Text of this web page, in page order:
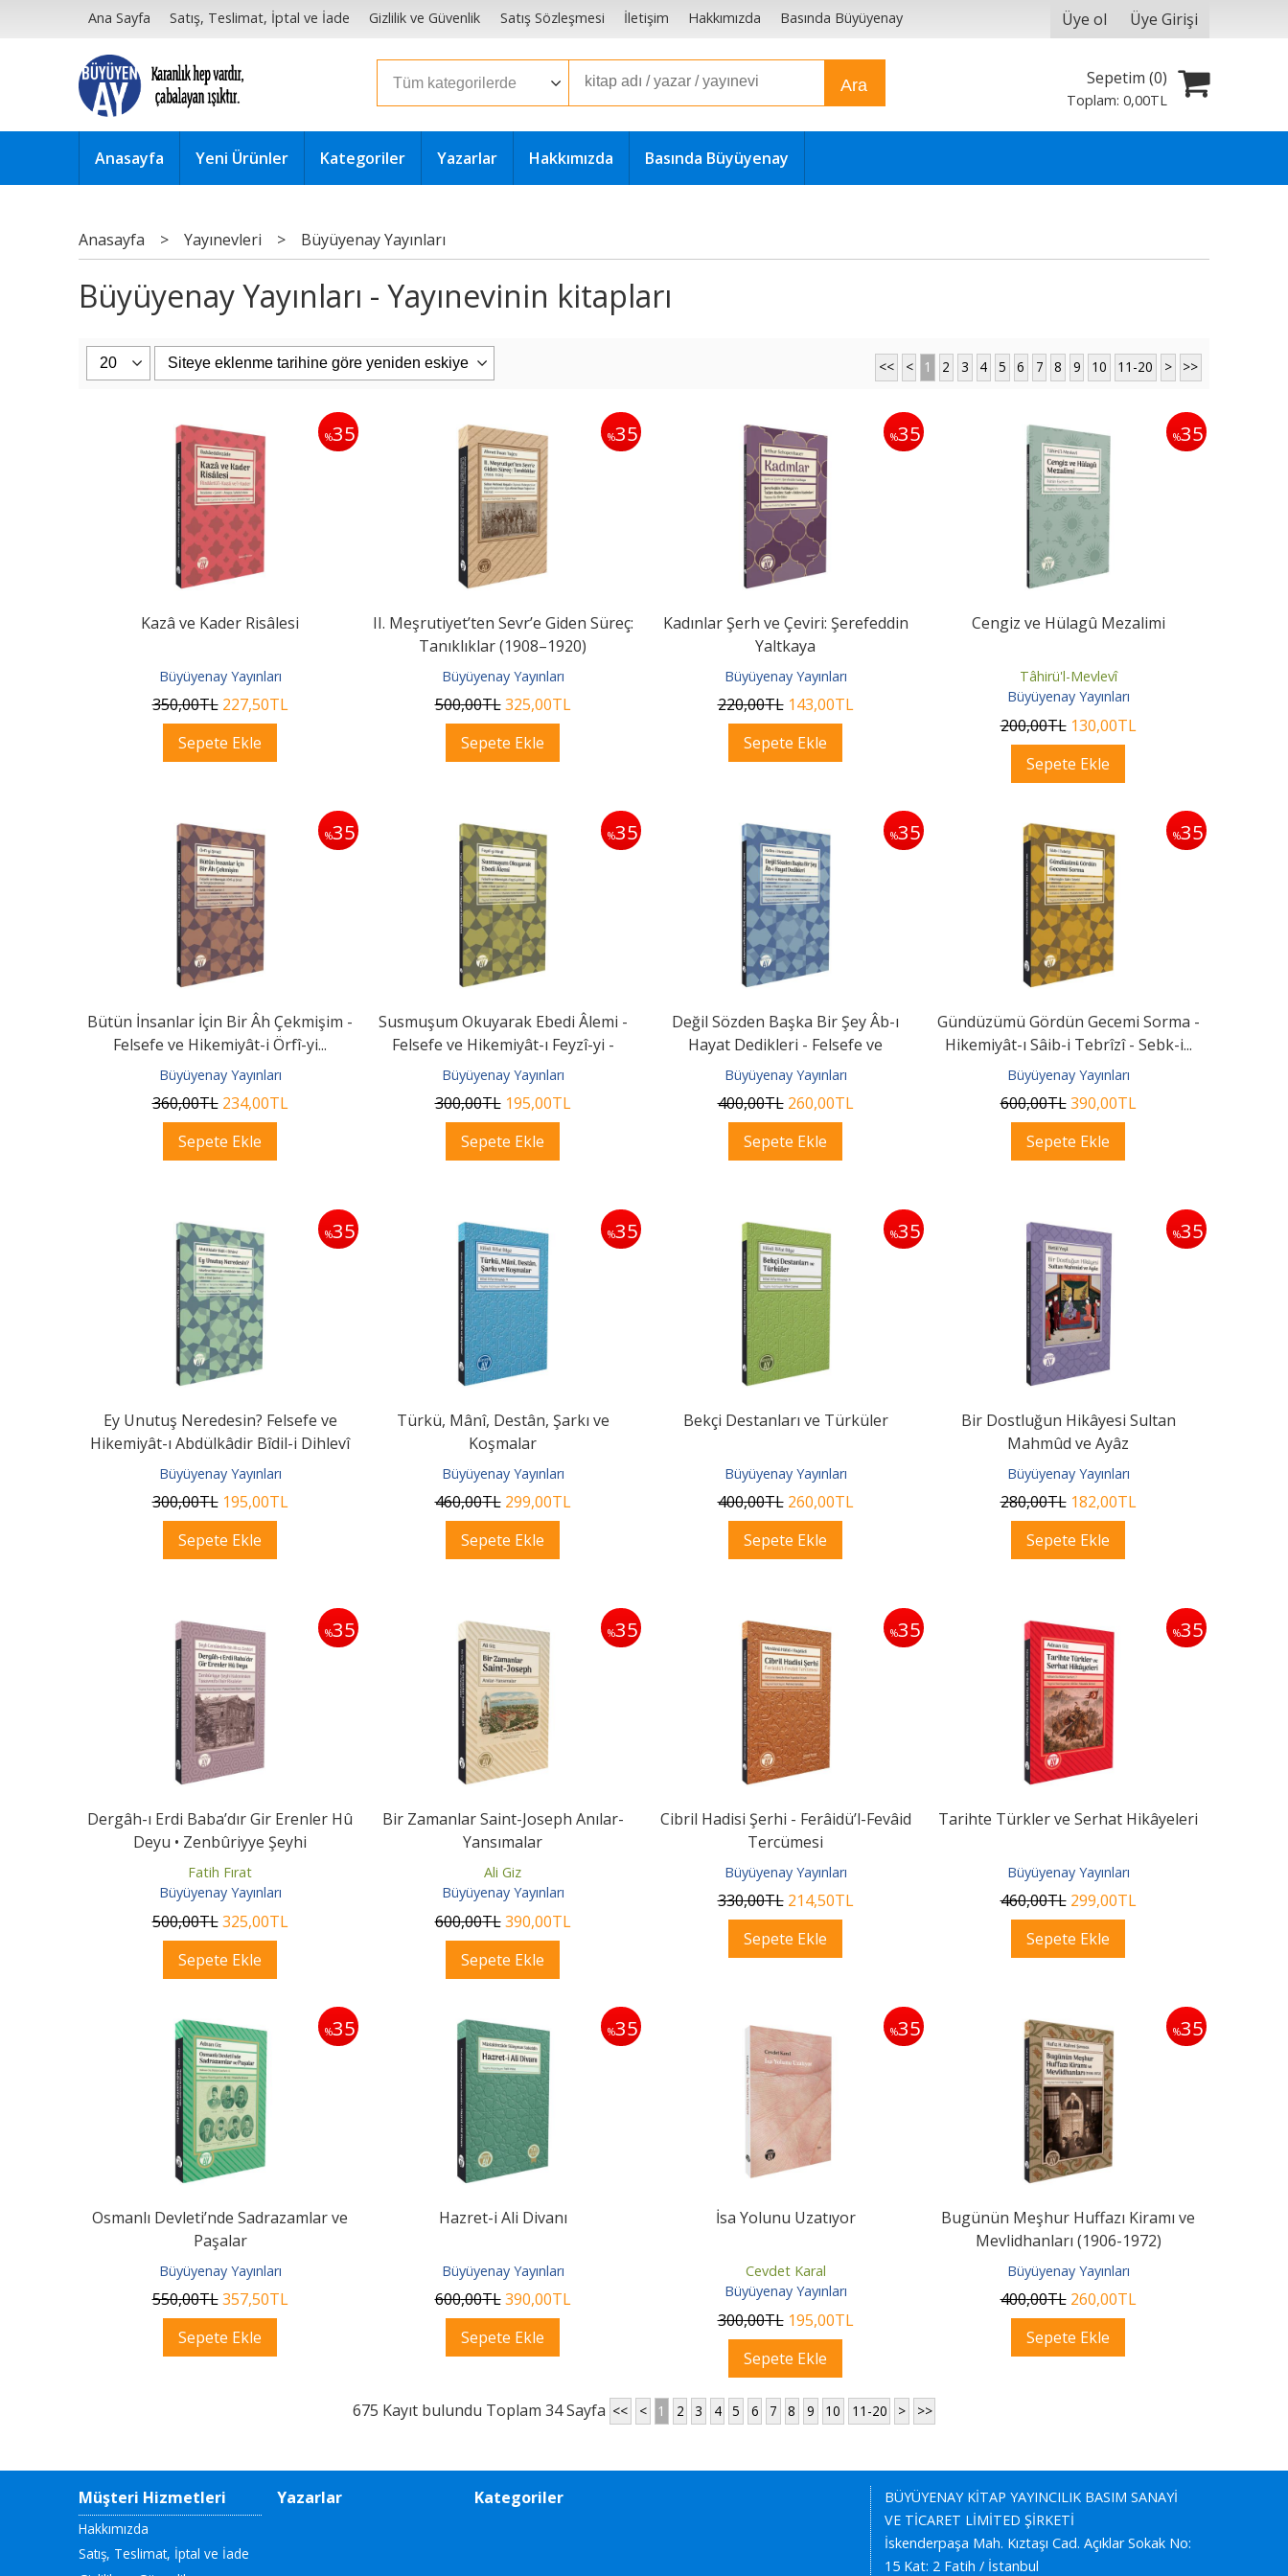
Ana Sayfa Satış, Teslimat, İptal ve İade Gizlilik ve Güvenlik Satış Sözleşmesi İletişim Hakkımızda Basında Büyüyenay Üye ol Üye Girişi
Ara Sepetim (0)
Toplam:0,00TL
Anasayfa Yeni Ürünler Kategoriler Yazarlar Hakkımızda Basında Büyüyenay
Anasayfa > Yayınevleri > Büyüyenay Yayınları
Büyüyenay Yayınları - Yayınevinin kitapları
<< < 1 2 3 4 5 6 7 8 9 10 11-20 > >>
%35
Kazâ ve Kader Risâlesi
Büyüyenay Yayınları
350,00TL 227,50TL
Sepete Ekle
%35
II. Meşrutiyet’ten Sevr’e Giden Süreç:
Tanıklıklar (1908–1920)
Büyüyenay Yayınları
500,00TL 325,00TL
Sepete Ekle
%35
Kadınlar Şerh ve Çeviri: Şerefeddin
Yaltkaya
Büyüyenay Yayınları
220,00TL 143,00TL
Sepete Ekle
%35
Cengiz ve Hülagû Mezalimi
Tâhirü'l-Mevlevî
Büyüyenay Yayınları
200,00TL 130,00TL
Sepete Ekle
%35
Bütün İnsanlar İçin Bir Âh Çekmişim -
Felsefe ve Hikemiyât-i Örfî-yi...
Büyüyenay Yayınları
360,00TL 234,00TL
Sepete Ekle
%35
Susmuşum Okuyarak Ebedi Âlemi -
Felsefe ve Hikemiyât-ı Feyzî-yi -
Hindî...
Büyüyenay Yayınları
300,00TL 195,00TL
Sepete Ekle
%35
Değil Sözden Başka Bir Şey Âb-ı
Hayat Dedikleri - Felsefe ve
Hikemiyât-ı...
Büyüyenay Yayınları
400,00TL 260,00TL
Sepete Ekle
%35
Gündüzümü Gördün Gecemi Sorma -
Hikemiyât-ı Sâib-i Tebrîzî - Sebk-i...
Büyüyenay Yayınları
600,00TL 390,00TL
Sepete Ekle
%35
Ey Unutuş Neredesin? Felsefe ve
Hikemiyât-ı Abdülkâdir Bîdil-i Dihlevî
-...
Büyüyenay Yayınları
300,00TL 195,00TL
Sepete Ekle
%35
Türkü, Mânî, Destân, Şarkı ve
Koşmalar
Büyüyenay Yayınları
460,00TL 299,00TL
Sepete Ekle
%35
Bekçi Destanları ve Türküler
Büyüyenay Yayınları
400,00TL 260,00TL
Sepete Ekle
%35
Bir Dostluğun Hikâyesi Sultan
Mahmûd ve Ayâz
Büyüyenay Yayınları
280,00TL 182,00TL
Sepete Ekle
%35
Dergâh-ı Erdi Baba’dır Gir Erenler Hû
Deyu • Zenbûriyye Şeyhi
Kaleminden...
Fatih Fırat
Büyüyenay Yayınları
500,00TL 325,00TL
Sepete Ekle
%35
Bir Zamanlar Saint-Joseph Anılar-
Yansımalar
Ali Giz
Büyüyenay Yayınları
600,00TL 390,00TL
Sepete Ekle
%35
Cibril Hadisi Şerhi - Ferâidü’l-Fevâid
Tercümesi
Büyüyenay Yayınları
330,00TL 214,50TL
Sepete Ekle
%35
Tarihte Türkler ve Serhat Hikâyeleri
Büyüyenay Yayınları
460,00TL 299,00TL
Sepete Ekle
%35
Osmanlı Devleti’nde Sadrazamlar ve
Paşalar
Büyüyenay Yayınları
550,00TL 357,50TL
Sepete Ekle
%35
Hazret-i Ali Divanı
Büyüyenay Yayınları
600,00TL 390,00TL
Sepete Ekle
%35
İsa Yolunu Uzatıyor
Cevdet Karal
Büyüyenay Yayınları
300,00TL 195,00TL
Sepete Ekle
%35
Bugünün Meşhur Huffazı Kiramı ve
Mevlidhanları (1906-1972)
Büyüyenay Yayınları
400,00TL 260,00TL
Sepete Ekle
675 Kayıt bulundu Toplam 34 Sayfa << < 1 2 3 4 5 6 7 8 9 10 11-20 > >>
Müşteri Hizmetleri
Hakkımızda
Satış, Teslimat, İptal ve İade
Yazarlar Kategoriler
BÜYÜYENAY KİTAP YAYINCILIK BASIM SANAYİ
VE TİCARET LİMİTED ŞİRKETİ
İskenderpaşa Mah. Kıztaşı Cad. Açıklar Sokak No:
15 Kat: 2 Fatih / İstanbul